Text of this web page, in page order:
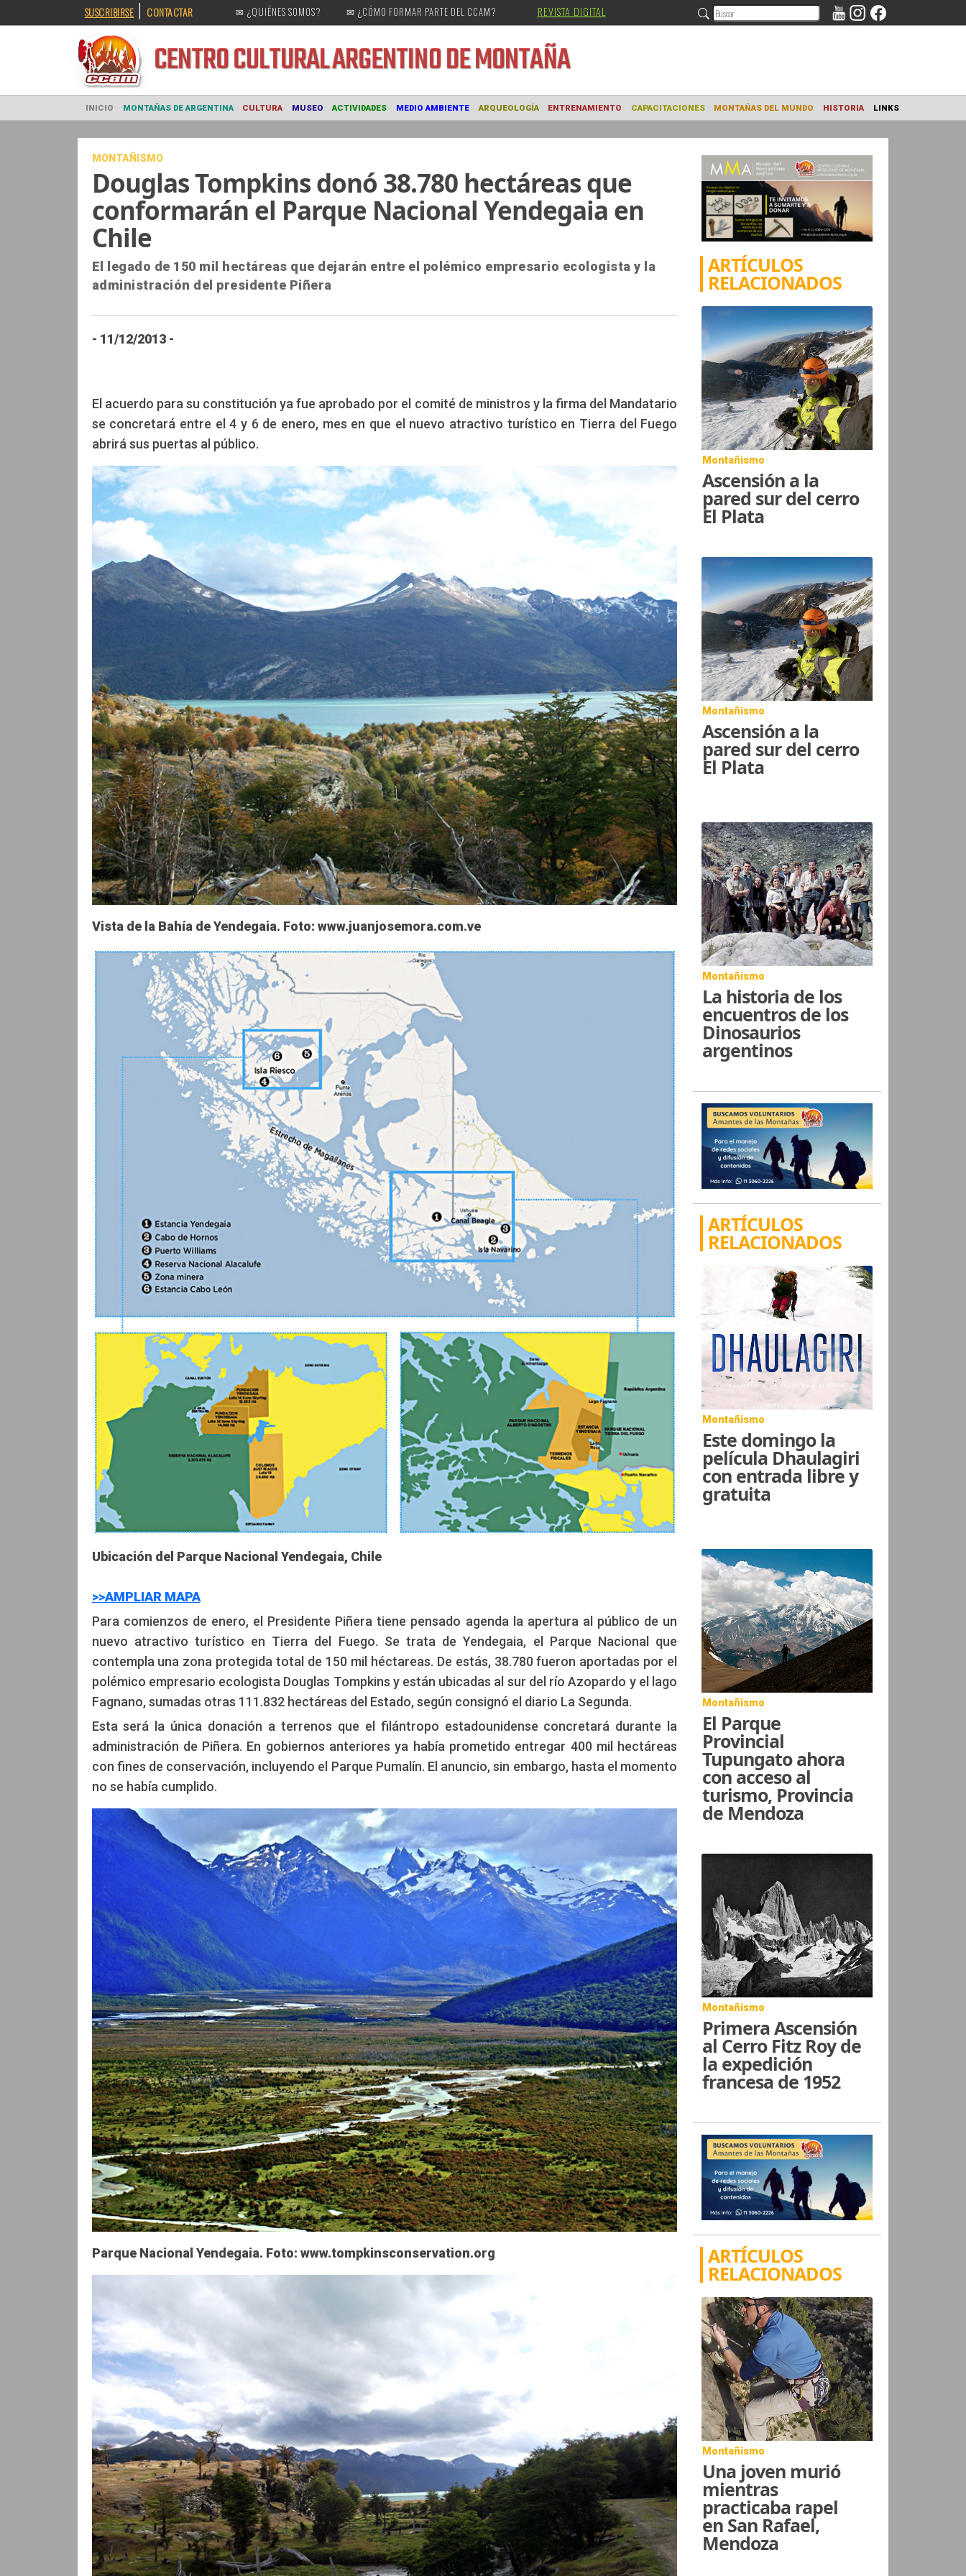
SUSCRIBIRSE | CONTACTAR ✉ ¿QUIÉNES SOMOS? ✉ ¿CÓMO FORMAR PARTE DEL CCAM? REVISTA DIGITAL
CENTRO CULTURALARGENTINO DE MONTAÑA
INICIO MONTAÑAS DE ARGENTINA CULTURA MUSEO ACTIVIDADES MEDIO AMBIENTE ARQUEOLOGÍA ENTRENAMIENTO CAPACITACIONES MONTAÑAS DEL MUNDO HISTORIA
MONTAÑISMO
Douglas Tompkins donó 38.780 hectáreas que
conformarán el Parque Nacional Yendegaia en
Chile
El legado de 150 mil hectáreas que dejarán entre el polémico empresario ecologista y la
administración del presidente Piñera
- 11/12/2013 -
El acuerdo para su constitución ya fue aprobado por el comité de ministros y la firma del Mandatario
se concretará entre el 4 y 6 de enero, mes en que el nuevo atractivo turístico en Tierra del Fuego
abrirá sus puertas al público.
Vista de la Bahía de Yendegaia. Foto: www.juanjosemora.com.ve
Ubicación del Parque Nacional Yendegaia, Chile
>>AMPLIAR MAPA
Para comienzos de enero, el Presidente Piñera tiene pensado agenda la apertura al público de un
nuevo atractivo turístico en Tierra del Fuego. Se trata de Yendegaia, el Parque Nacional que
contempla una zona protegida total de 150 mil héctareas. De estás, 38.780 fueron aportadas por el
polémico empresario ecologista Douglas Tompkins y están ubicadas al sur del río Azopardo y el lago
Fagnano, sumadas otras 111.832 hectáreas del Estado, según consignó el diario La Segunda.
Esta será la única donación a terrenos que el filántropo estadounidense concretará durante la
administración de Piñera. En gobiernos anteriores ya había prometido entregar 400 mil hectáreas
con fines de conservación, incluyendo el Parque Pumalín. El anuncio, sin embargo, hasta el momento
no se había cumplido.
Parque Nacional Yendegaia. Foto: www.tompkinsconservation.org
ARTÍCULOS
RELACIONADOS
Montañismo
Ascensión a la
pared sur del cerro
El Plata
Montañismo
Ascensión a la
pared sur del cerro
El Plata
Montañismo
La historia de los
encuentros de los
Dinosaurios
argentinos
ARTÍCULOS
RELACIONADOS
Montañismo
Este domingo la
película Dhaulagiri
con entrada libre y
gratuita
Montañismo
El Parque
Provincial
Tupungato ahora
con acceso al
turismo, Provincia
de Mendoza
Montañismo
Primera Ascensión
al Cerro Fitz Roy de
la expedición
francesa de 1952
ARTÍCULOS
RELACIONADOS
Montañismo
Una joven murió
mientras
practicaba rapel
en San Rafael,
Mendoza